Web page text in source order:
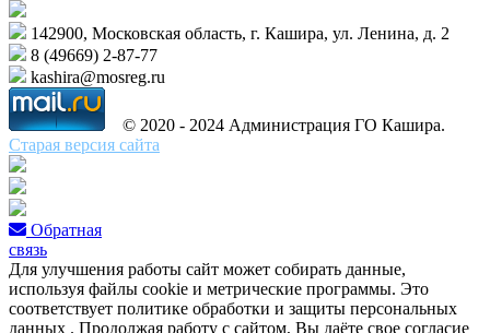
142900, Московская область, г. Кашира, ул. Ленина, д. 2
8 (49669) 2-87-77
kashira@mosreg.ru
© 2020 - 2024 Администрация ГО Кашира.
Старая версия сайта
Обратная
связь
Для улучшения работы сайт может собирать данные,
используя файлы cookie и метрические программы. Это
соответствует политике обработки и защиты персональных
данных . Продолжая работу с сайтом, Вы даёте свое согласие